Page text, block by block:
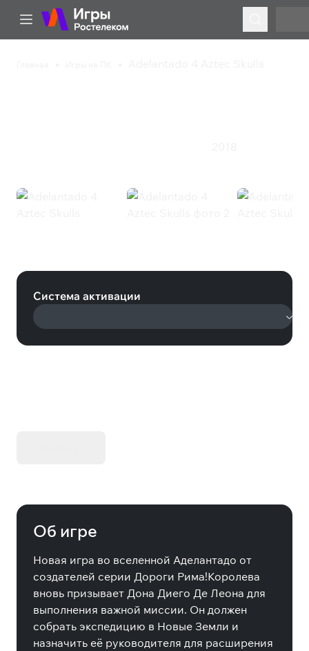
Система активации
Об игре
Новая игра во вселенной Аделантадо от
создателей серии Дороги Рима!Королева
вновь призывает Дона Диего Де Леона для
выполнения важной миссии. Он должен
собрать экспедицию в Новые Земли и
назначить её руководителя для расширения